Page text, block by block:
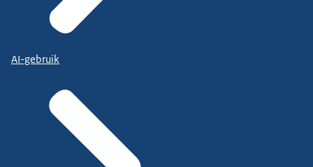
AI-gebruik